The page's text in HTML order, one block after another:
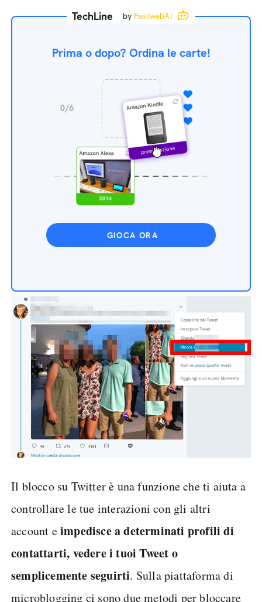
TechLine by FastwebAI
Prima o dopo? Ordina le carte!
GIOCA ORA
Il blocco su Twitter è una funzione che ti aiuta a
controllare le tue interazioni con gli altri
account eimpedisce a determinati profili di
contattarti, vedere i tuoi Tweet o
semplicemente seguirti. Sulla piattaforma di
microblogging ci sono due metodi per bloccare